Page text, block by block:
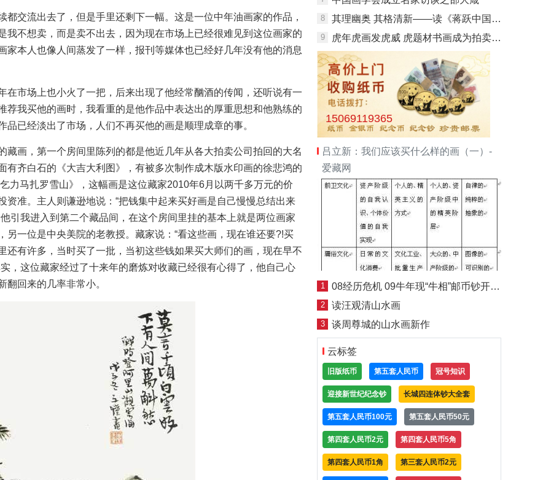
交流出去了，但是手里还剩下一幅。这是一位中年油画家的作品，
不想卖，而是卖不出去，因为现在市场上已经很难见到这位画家的
本人也像人间蒸发了一样，报刊等媒体也已经好几年没有他的消息
市场上也小火了一把，后来出现了他经常酗酒的传闻，还听说有一
我买他的画时，我看重的是他作品中表达出的厚重思想和他熟练的
已经淡出了市场，人们不再买他的画是顺理成章的事。
画，第一个房间里陈列的都是他近几年从各大拍卖公司拍回的大名
齐白石的《大吉大利图》，有被多次制作成木版水印画的徐悲鸿的
力马扎罗雪山》，这幅画是这位藏家2010年6月以两千多万元的价
准。主人则谦逊地说：“把钱集中起来买好画是自己慢慢总结出来
引我进入到第二个藏品间，在这个房间里挂的基本上就是两位画家
一位是中央美院的老教授。藏家说：“看这些画，现在谁还要?!买
有许多，当时买了一批，当初这些钱如果买大师们的画，现在早不
，这位藏家经过了十来年的磨炼对收藏已经很有心得了，他自己心
回来的几率非常小。
8 其理幽奥 其格清新——读《蒋跃中国画作品集》
9 虎年虎画发虎威 虎题材书画成为拍卖会噱头之作
15069119365
吕立新：我们应该买什么样的画（一）-
爱藏网
1 08经历危机 09牛年现“牛相”邮币钞开年回暖
2 读汪观清山水画
3 谈周尊城的山水画新作
云标签
旧版纸币 第五套人民币 冠号知识
迎接新世纪纪念钞 长城四连体钞大全套
第五套人民币100元 第五套人民币50元
第四套人民币2元 第四套人民币5角
第四套人民币1角 第三套人民币2元